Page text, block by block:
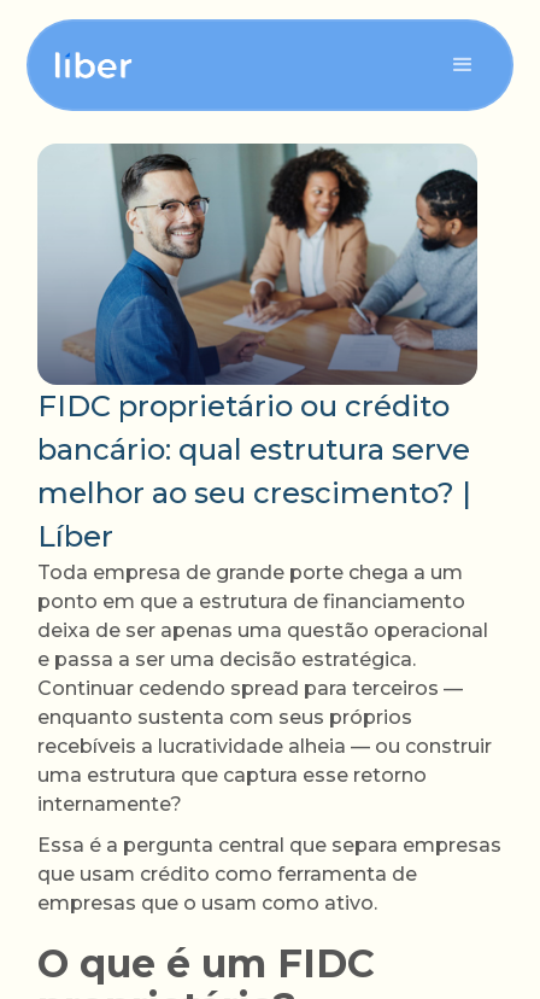
Para sua tesouraria
Para seu contas a pagar
Para seu contas a receber
FIDC proprietário ou crédito
bancário: qual estrutura serve
melhor ao seu crescimento? |
Líber
Toda empresa de grande porte chega a um
ponto em que a estrutura de financiamento
deixa de ser apenas uma questão operacional
e passa a ser uma decisão estratégica.
Continuar cedendo spread para terceiros —
enquanto sustenta com seus próprios
recebíveis a lucratividade alheia — ou construir
uma estrutura que captura esse retorno
internamente?
Essa é a pergunta central que separa empresas
que usam crédito como ferramenta de
empresas que o usam como ativo.
O que é um FIDC